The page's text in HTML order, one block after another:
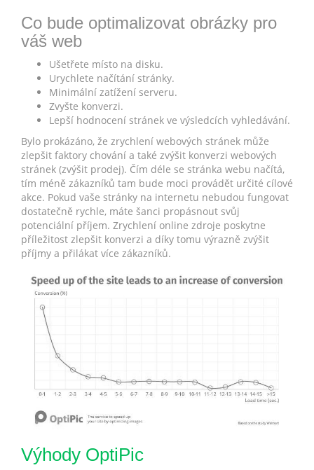
Co bude optimalizovat obrázky pro
váš web
Ušetřete místo na disku.
Urychlete načítání stránky.
Minimální zatížení serveru.
Zvyšte konverzi.
Lepší hodnocení stránek ve výsledcích vyhledávání.
Bylo prokázáno, že zrychlení webových stránek může
zlepšit faktory chování a také zvýšit konverzi webových
stránek (zvýšit prodej). Čím déle se stránka webu načítá,
tím méně zákazníků tam bude moci provádět určité cílové
akce. Pokud vaše stránky na internetu nebudou fungovat
dostatečně rychle, máte šanci propásnout svůj
potenciální příjem. Zrychlení online zdroje poskytne
příležitost zlepšit konverzi a díky tomu výrazně zvýšit
příjmy a přilákat více zákazníků.
Výhody OptiPic